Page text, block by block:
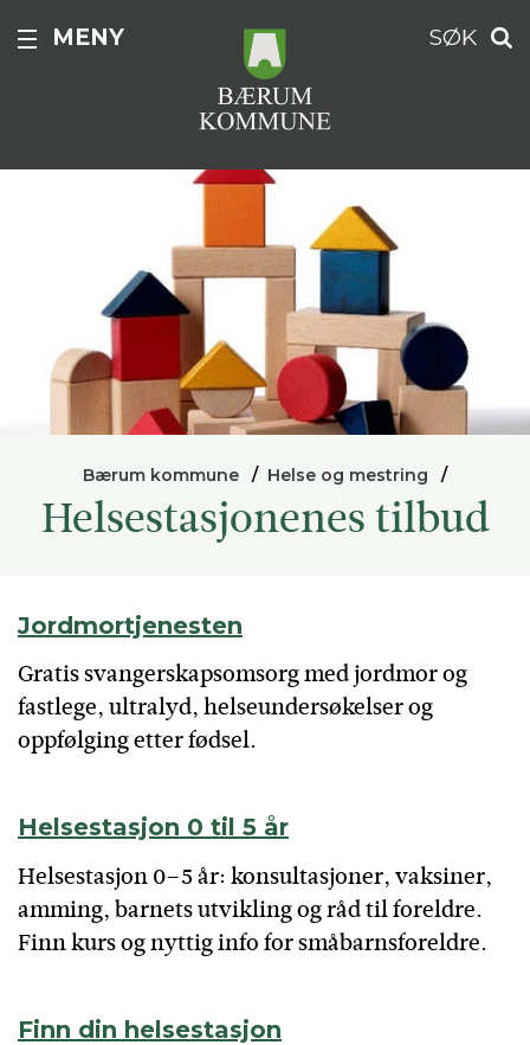
MENY SØK
Bærum kommune Helse og mestring
Helsestasjonenes tilbud
Jordmortjenesten
Gratis svangerskapsomsorg med jordmor og
fastlege, ultralyd, helseundersøkelser og
oppfølging etter fødsel.
Helsestasjon 0 til 5 år
Helsestasjon 0–5 år: konsultasjoner, vaksiner,
amming, barnets utvikling og råd til foreldre.
Finn kurs og nyttig info for småbarnsforeldre.
Finn din helsestasjon